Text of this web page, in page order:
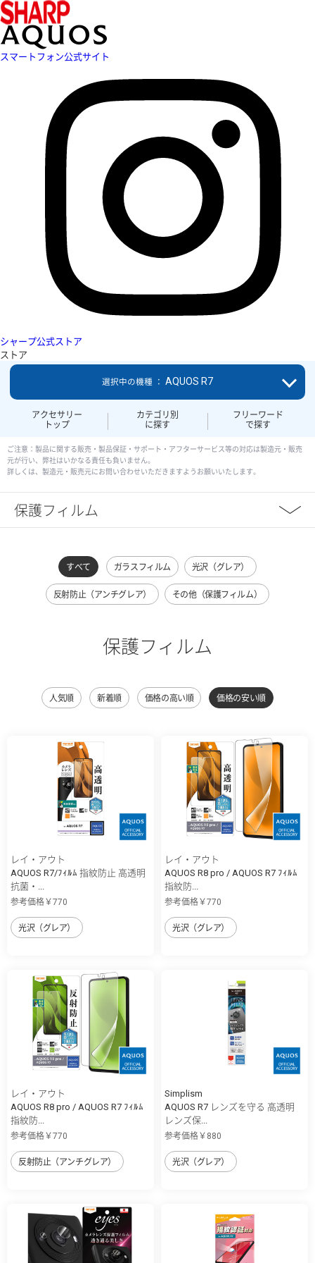
スマートフォン公式サイト
シャープ公式ストア
ストア
アクセサリー
トップ
カテゴリ別
に探す
フリーワード
で探す
選択中の機種 ： AQUOS R7
ご注意：製品に関する販売・製品保証・サポート・アフターサービス等の対応は製造元・販売
元が行い、弊社はいかなる責任も負いません。
詳しくは、製造元・販売元にお問い合わせいただきますようお願いいたします。
保護フィルム
すべて ガラスフィルム 光沢（グレア）
反射防止（アンチグレア） その他（保護フィルム）
保護フィルム
人気順 新着順 価格の高い順 価格の安い順
レイ・アウト
AQUOS R7/ﾌｨﾙﾑ 指紋防止 高透明
抗菌・...
参考価格￥770
光沢（グレア）
レイ・アウト
AQUOS R8 pro / AQUOS R7 ﾌｨﾙﾑ
指紋防...
参考価格￥770
光沢（グレア）
レイ・アウト
AQUOS R8 pro / AQUOS R7 ﾌｨﾙﾑ
指紋防...
参考価格￥770
反射防止（アンチグレア）
Simplism
AQUOS R7 レンズを守る 高透明
レンズ保...
参考価格￥880
光沢（グレア）